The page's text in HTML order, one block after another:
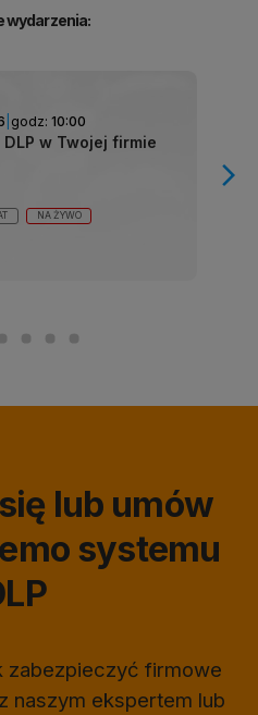
wydarzenia:
godz: 10:00
w Twojej firmie
NA ŻYWO
arrow_forward_ios
lub umów
systemu
zabezpieczyć firmowe
naszym ekspertem lub